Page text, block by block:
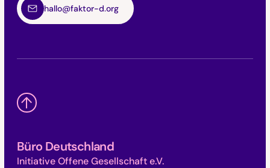
hallo@faktor-d.org
Büro Deutschland
Initiative Offene Gesellschaft e.V.